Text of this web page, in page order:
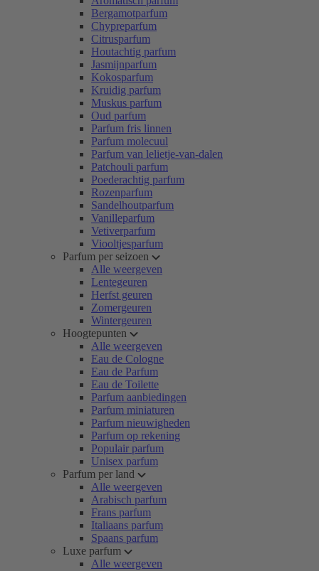
Bergamotparfum
Chypreparfum
Citrusparfum
Houtachtig parfum
Jasmijnparfum
Kokosparfum
Kruidig parfum
Muskus parfum
Oud parfum
Parfum fris linnen
Parfum molecuul
Parfum van lelietje-van-dalen
Patchouli parfum
Poederachtig parfum
Rozenparfum
Sandelhoutparfum
Vanilleparfum
Vetiverparfum
Viooltjesparfum
Parfum per seizoen
Alle weergeven
Lentegeuren
Herfst geuren
Zomergeuren
Wintergeuren
Hoogtepunten
Alle weergeven
Eau de Cologne
Eau de Parfum
Eau de Toilette
Parfum aanbiedingen
Parfum miniaturen
Parfum nieuwigheden
Parfum op rekening
Populair parfum
Unisex parfum
Parfum per land
Alle weergeven
Arabisch parfum
Frans parfum
Italiaans parfum
Spaans parfum
Luxe parfum
Alle weergeven